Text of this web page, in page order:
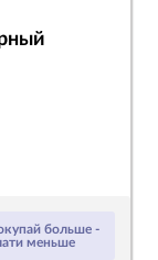
больше -
меньше